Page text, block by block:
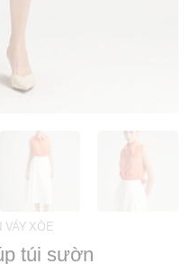
VÁY XÒE
túi sườn